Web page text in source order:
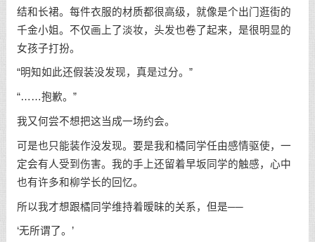
结和长裙。每件衣服的材质都很高级，就像是个出门逛街的
千金小姐。不仅画上了淡妆，头发也卷了起来，是很明显的
女孩子打扮。
“明知如此还假装没发现，真是过分。”
“……抱歉。”
我又何尝不想把这当成一场约会。
可是也只能装作没发现。要是我和橘同学任由感情驱使，一
定会有人受到伤害。我的手上还留着早坂同学的触感，心中
也有许多和柳学长的回忆。
所以我才想跟橘同学维持着暧昧的关系，但是──
‘无所谓了。’